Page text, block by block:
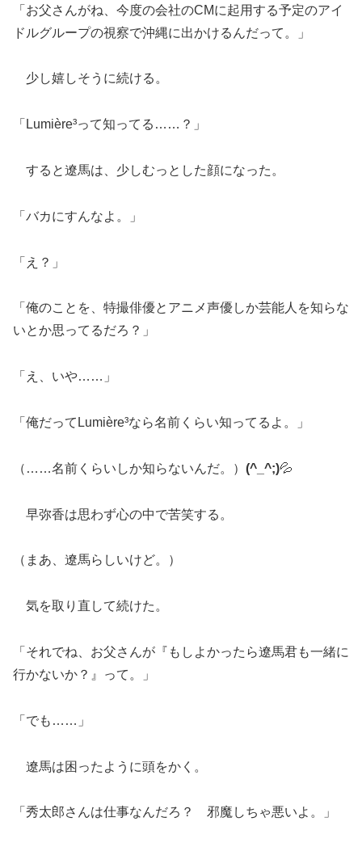
「お父さんがね、今度の会社のCMに起用する予定のアイ
ドルグループの視察で沖縄に出かけるんだって。」
少し嬉しそうに続ける。
「Lumière³って知ってる……？」
すると遼馬は、少しむっとした顔になった。
「バカにすんなよ。」
「え？」
「俺のことを、特撮俳優とアニメ声優しか芸能人を知らな
いとか思ってるだろ？」
「え、いや……」
「俺だってLumière³なら名前くらい知ってるよ。」
（……名前くらいしか知らないんだ。） (^_^;)💦
早弥香は思わず心の中で苦笑する。
（まあ、遼馬らしいけど。）
気を取り直して続けた。
「それでね、お父さんが『もしよかったら遼馬君も一緒に
行かないか？』って。」
「でも……」
遼馬は困ったように頭をかく。
「秀太郎さんは仕事なんだろ？ 邪魔しちゃ悪いよ。」